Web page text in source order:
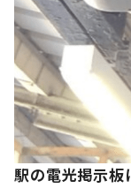
駅の電光掲示